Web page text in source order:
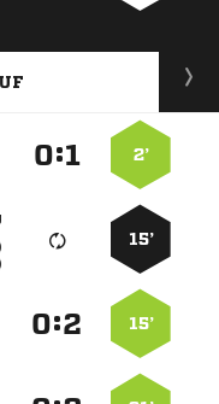
2’
:
15’
15’
: